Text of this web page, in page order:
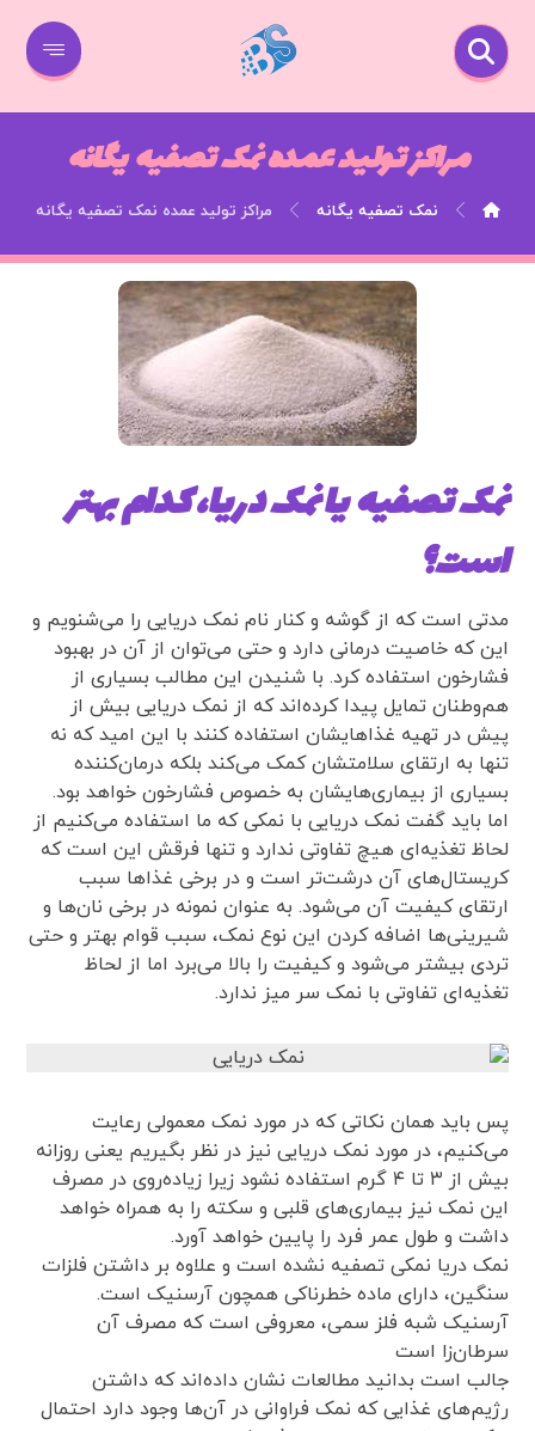
مراکز تولید عمده نمک تصفیه یگانه
نمک تصفیه یگانه مراکز تولید عمده نمک تصفیه یگانه
نمک تصفیه یا نمک دریا، کدام بهتر
است؟
مدتی است که از گوشه و کنار نام نمک دریایی را می‌شنویم و
این که خاصیت درمانی دارد و حتی می‌توان از آن در بهبود
فشارخون استفاده کرد. با شنیدن این مطالب بسیاری از
هم‌وطنان تمایل پیدا کرده‌اند که از نمک دریایی بیش از
پیش در تهیه غذاهایشان استفاده کنند با این امید که نه
تنها به ارتقای سلامتشان کمک می‌کند بلکه درمان‌کننده
بسیاری از بیماری‌هایشان به خصوص فشارخون خواهد بود.
اما باید گفت نمک دریایی با نمکی که ما استفاده می‌کنیم از
لحاظ تغذیه‌ای هیچ تفاوتی ندارد و تنها فرقش این است که
کریستال‌های آن درشت‌تر است و در برخی غذاها سبب
ارتقای کیفیت آن می‌شود. به عنوان نمونه در برخی نان‌ها و
شیرینی‌ها اضافه کردن این نوع نمک، سبب قوام بهتر و حتی
تردی بیشتر می‌شود و کیفیت را بالا می‌برد اما از لحاظ
تغذیه‌ای تفاوتی با نمک سر میز ندارد.
پس باید همان نکاتی که در مورد نمک معمولی رعایت
می‌کنیم، در مورد نمک دریایی نیز در نظر بگیریم یعنی روزانه
بیش از ۳ تا ۴ گرم استفاده نشود زیرا زیاده‌روی در مصرف
این نمک نیز بیماری‌های قلبی و سکته را به همراه خواهد
داشت و طول عمر فرد را پایین خواهد آورد.
نمک دریا نمکی تصفیه نشده است و علاوه بر داشتن فلزات
سنگین، دارای ماده خطرناکی همچون آرسنیک است.
آرسنیک شبه فلز سمی، معروفی است که مصرف آن
سرطان‌زا است
جالب است بدانید مطالعات نشان داده‌اند که داشتن
رژیم‌های غذایی که نمک فراوانی در آن‌ها وجود دارد احتمال